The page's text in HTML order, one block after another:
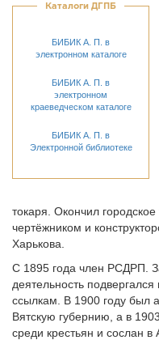
Каталоги ДГПБ
БИБИК А. П. в
электронном каталоге
БИБИК А. П. в
электронном
краеведческом каталоге
БИБИК А. П. в
Электронной библиотеке
токаря. Окончил
чертёжником и
Харькова.
С 1895 года член РСДРП.
деятельность
ссылкам. В 1900 году был
Вятскую губернию, а в
среди крестьян и сослан